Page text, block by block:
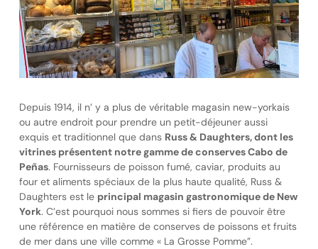
Depuis 1914, il n’ y a plus de véritable magasin new-yorkais
ou autre endroit pour prendre un petit-déjeuner aussi
exquis et traditionnel que dans Russ & Daughters, dont les
vitrines présentent notre gamme de conserves Cabo de
Peñas. Fournisseurs de poisson fumé, caviar, produits au
four et aliments spéciaux de la plus haute qualité, Russ &
Daughters est le principal magasin gastronomique de New
York. C’est pourquoi nous sommes si fiers de pouvoir être
une référence en matière de conserves de poissons et fruits
de mer dans une ville comme « La Grosse Pomme”.